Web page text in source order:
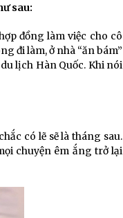
sau:
đồng làm việc cho cô
đi làm, ở nhà “ăn bám”
lịch Hàn Quốc. Khi nói
có lẽ sẽ là tháng sau.
chuyện êm ắng trở lại